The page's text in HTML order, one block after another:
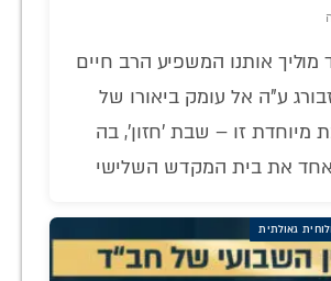
אותנו המשפיע הרב חיים
ע"ה אל עומק ביאורו של
מיוחדת זו – שבת 'חזון', בה
את בית המקדש השלישי
גאולתית